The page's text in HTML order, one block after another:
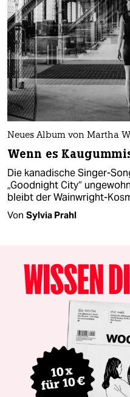
Neues Album von Martha
Wenn es
Die kanadische Singer-
„Goodnight City“
bleibt der Wainwright-
Von Sylvia Prahl